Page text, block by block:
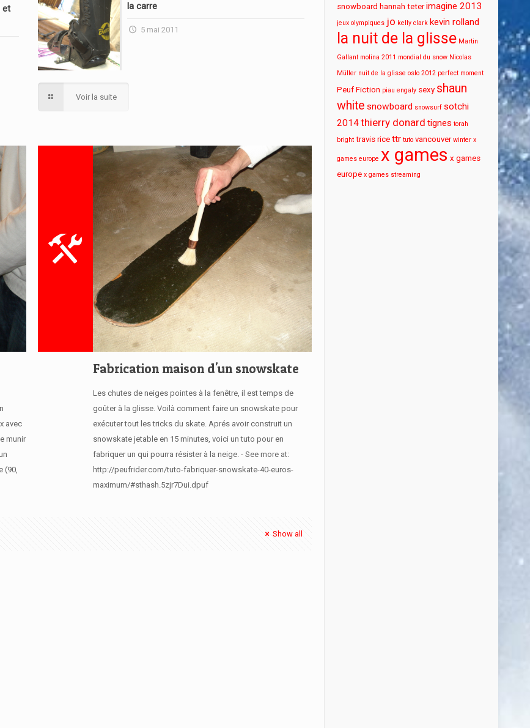
et
la carre
5 mai 2011
Voir la suite
avec
munir
(90,
Fabrication maison d'un snowskate
Les chutes de neiges pointes à la fenêtre, il est temps de
goûter à la glisse. Voilà comment faire un snowskate pour
exécuter tout les tricks du skate. Aprés avoir construit un
snowskate jetable en 15 minutes, voici un tuto pour en
fabriquer un qui pourra résister à la neige. - See more at:
http://peufrider.com/tuto-fabriquer-snowskate-40-euros-
maximum/#sthash.5zjr7Dui.dpuf
Show all
snowboard hannah teter imagine 2013
jeux olympiques jo kelly clark kevin rolland
la nuit de la glisse Martin
Gallant molina 2011 mondial du snow Nicolas
Müller nuit de la glisse oslo 2012 perfect moment
Peuf Fiction piau engaly sexy shaun
white snowboard snowsurf sotchi
2014thierry donard tignes torah
bright travis rice ttr tuto vancouver winter x
games europe x games x games
europe x games streaming